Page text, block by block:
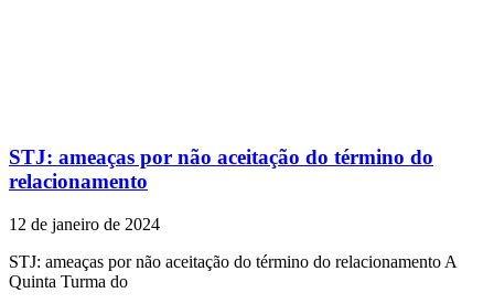
STJ: ameaças por não aceitação do término do
relacionamento
12 de janeiro de 2024
STJ: ameaças por não aceitação do término do relacionamento A
Quinta Turma do